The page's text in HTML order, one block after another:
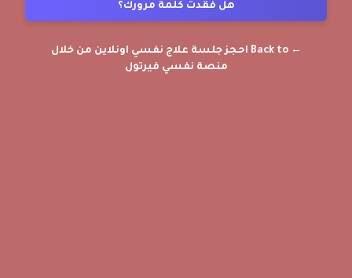
هل فقدت كلمة مرورك؟
← Back to احجز جلسة علاج نفسي اونلاين من خلال
منصة نفسي فيرتول